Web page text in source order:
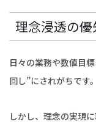
理念浸透の
日々の業務や数値目
回し”にされがちです。
しかし、理念の実現